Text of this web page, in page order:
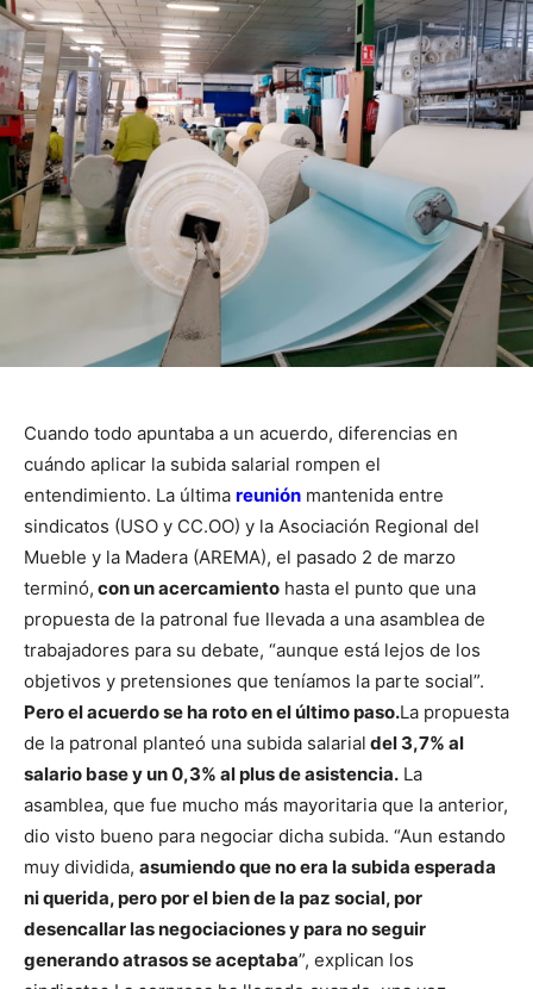
Cuando todo apuntaba a un acuerdo, diferencias en
cuándo aplicar la subida salarial rompen el
entendimiento. La última reunión mantenida entre
sindicatos (USO y CC.OO) y la Asociación Regional del
Mueble y la Madera (AREMA), el pasado 2 de marzo
terminó, con un acercamiento hasta el punto que una
propuesta de la patronal fue llevada a una asamblea de
trabajadores para su debate, “aunque está lejos de los
objetivos y pretensiones que teníamos la parte social”.
Pero el acuerdo se ha roto en el último paso.La propuesta
de la patronal planteó una subida salarial del 3,7% al
salario base y un 0,3% al plus de asistencia. La
asamblea, que fue mucho más mayoritaria que la anterior,
dio visto bueno para negociar dicha subida. “Aun estando
muy dividida, asumiendo que no era la subida esperada
ni querida, pero por el bien de la paz social, por
desencallar las negociaciones y para no seguir
generando atrasos se aceptaba”, explican los